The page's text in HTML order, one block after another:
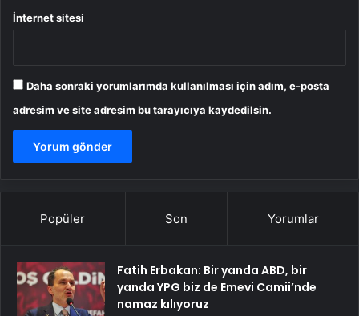
İnternet sitesi
Daha sonraki yorumlarımda kullanılması için adım, e-posta
adresim ve site adresim bu tarayıcıya kaydedilsin.
Popüler Son Yorumlar
Fatih Erbakan: Bir yanda ABD, bir
yanda YPG biz de Emevi Camii’nde
namaz kılıyoruz